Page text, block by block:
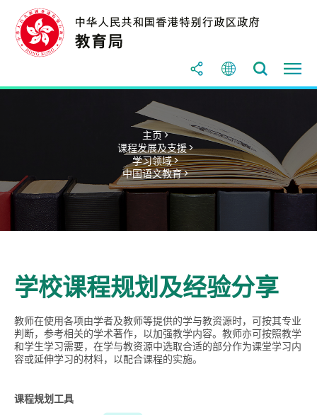
主页 >
课程发展及支援 >
学习领域 >
中国语文教育 >
学校课程规划及经验分享
教师在使用各项由学者及教师等提供的学与教资源时，可按其专业
判断，参考相关的学术著作，以加强教学内容。教师亦可按照教学
和学生学习需要，在学与教资源中选取合适的部分作为课堂学习内
容或延伸学习的材料，以配合课程的实施。
课程规划工具